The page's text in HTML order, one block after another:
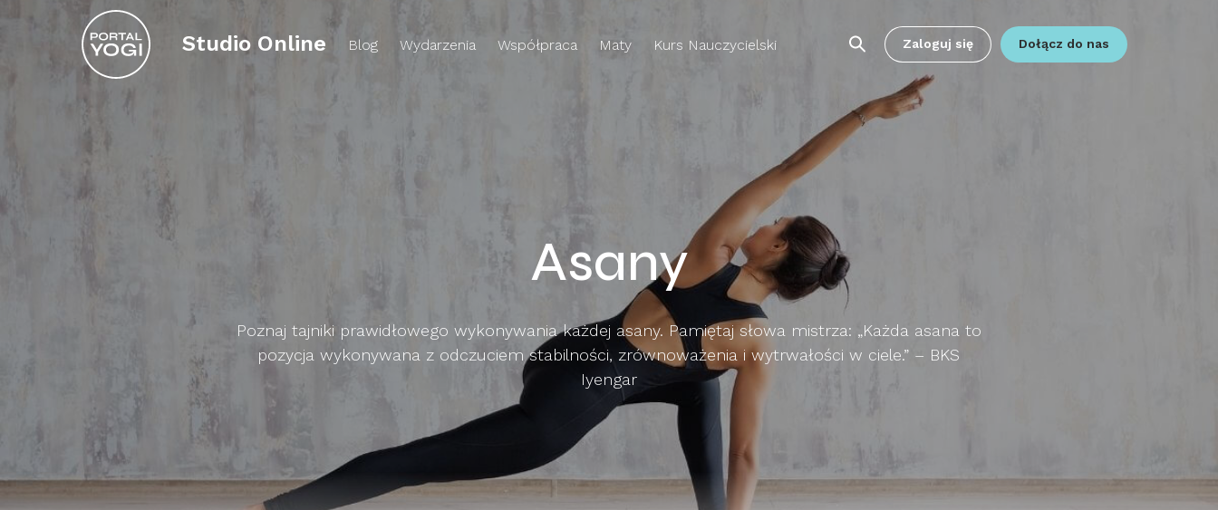
Studio Online Blog Wydarzenia Współpraca Maty Kurs Nauczycielski Zaloguj się Dołącz do nas
Asany
Poznaj tajniki prawidłowego wykonywania każdej asany. Pamiętaj słowa mistrza: „Każda asana to
pozycja wykonywana z odczuciem stabilności, zrównoważenia i wytrwałości w ciele.” – BKS
Iyengar